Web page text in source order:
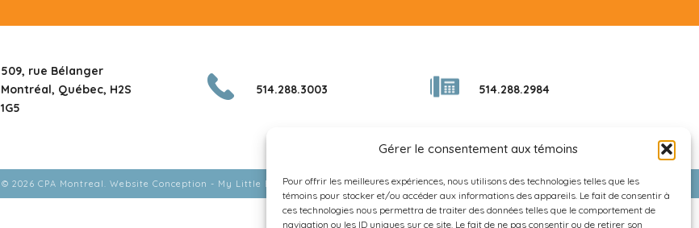
Gérer le consentement aux témoins
Pour offrir les meilleures expériences, nous utilisons des technologies telles que les
témoins pour stocker et/ou accéder aux informations des appareils. Le fait de consentir à
ces technologies nous permettra de traiter des données telles que le comportement de
navigation ou les ID uniques sur ce site. Le fait de ne pas consentir ou de retirer son
509, rue Bélanger
Montréal, Québec, H2S
1G5
514.288.3003 514.288.2984
© 2026 CPA Montreal. Website Conception - My Little Big Web.